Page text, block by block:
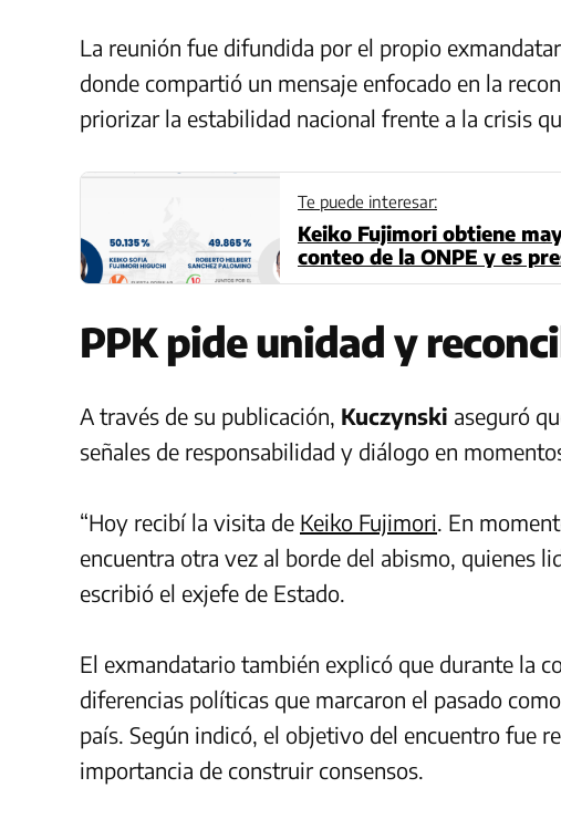
La reunión fue difundida por el propio
donde compartió un mensaje enfocado en la
priorizar la estabilidad nacional frente a la crisis
Te puede interesar:
Keiko Fujimori obtiene
conteo de la ONPE y es
PPK pide unidad y
A través de su publicación, Kuczynski aseguró
señales de responsabilidad y diálogo en
“Hoy recibí la visita de Keiko Fujimori. En
encuentra otra vez al borde del abismo, quienes
escribió el exjefe de Estado.
El exmandatario también explicó que durante la
diferencias políticas que marcaron el pasado
país. Según indicó, el objetivo del encuentro fue
importancia de construir consensos.